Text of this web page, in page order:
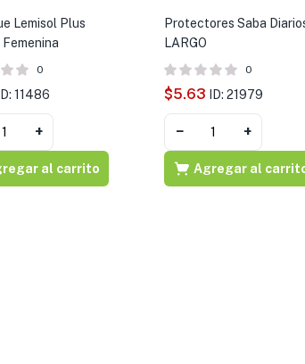
Lemisol Plus
Femenina
0
ID: 11486
+
al carrito
Protectores Saba
LARGO
0
$5.63 ID: 21979
− +
Agregar al